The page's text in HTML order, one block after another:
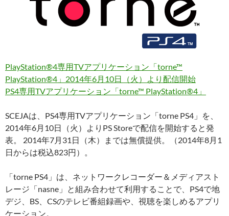
PlayStation®4専用TVアプリケーション「torne™
PlayStation®4」2014年6月10日（火）より配信開始
PS4専用TVアプリケーション「torne™ PlayStation®4」
SCEJAは、PS4専用TVアプリケーション「torne PS4」を、
2014年6月10日（火）よりPS Storeで配信を開始すると発
表。 2014年7月31日（木）までは無償提供。（2014年8月1
日からは税込823円）。
「torne PS4」は、ネットワークレコーダー＆メディアスト
レージ「nasne」と組み合わせて利用することで、PS4で地
デジ、BS、CSのテレビ番組録画や、視聴を楽しめるアプリ
ケーション。